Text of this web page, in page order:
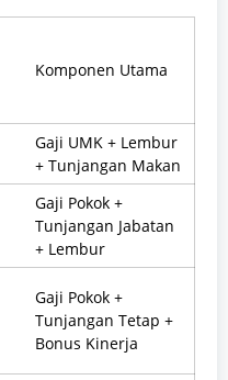
Komponen Utama
Gaji UMK + Lembur
+ Tunjangan Makan
Gaji Pokok +
Tunjangan Jabatan
+ Lembur
Gaji Pokok +
Tunjangan Tetap +
Bonus Kinerja